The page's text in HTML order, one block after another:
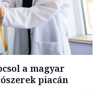
a magyar
piacán